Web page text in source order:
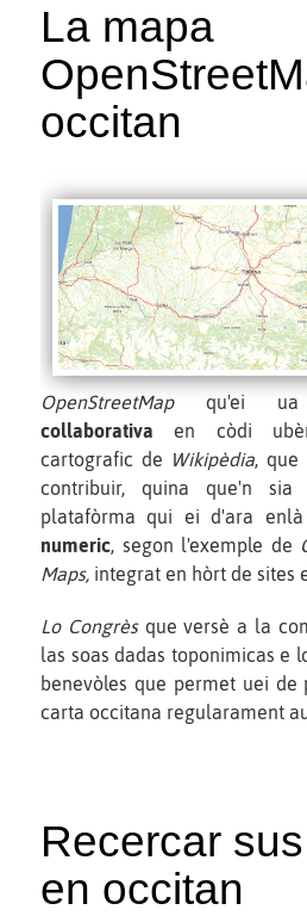
La mapa
occitan
OpenStreetMapqu'ei
collaborativa en còdi
cartografic de Wikipèdia ,
contribuir, quina que'n
platafòrma qui ei d'ara
numeric , segon l'exemple de
Maps, integrat en hòrt de sites
Lo Congrèsque versè a la
las soas dadas toponimicas e
benevòles que permet uei de
carta occitana regularament
Recercar
en occitan